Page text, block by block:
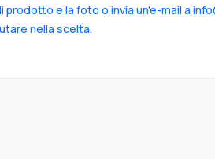
prodotto e la foto o invia un'e-mail a
nella scelta.